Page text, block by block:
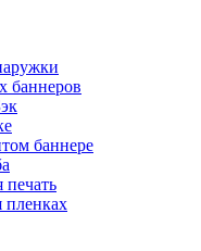
баннеров
баннере
пленках